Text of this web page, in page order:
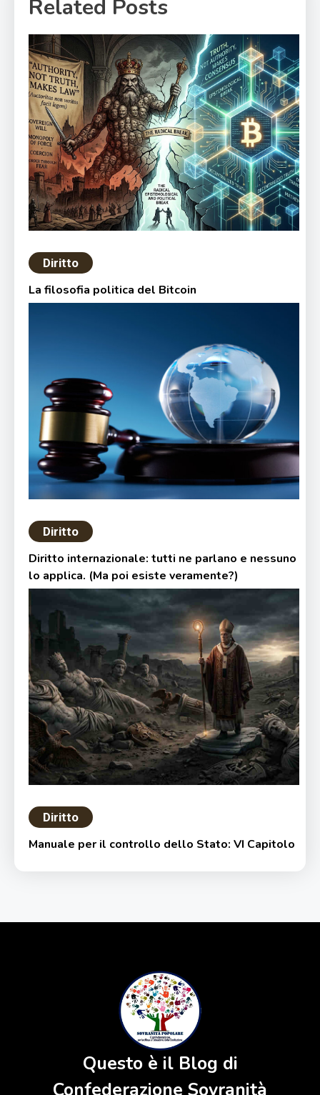
Related Posts
Diritto
La filosofia politica del Bitcoin
Diritto
Diritto internazionale: tutti ne parlano e nessuno
lo applica. (Ma poi esiste veramente?)
Diritto
Manuale per il controllo dello Stato: VI Capitolo
Questo è il Blog di
Confederazione Sovranità